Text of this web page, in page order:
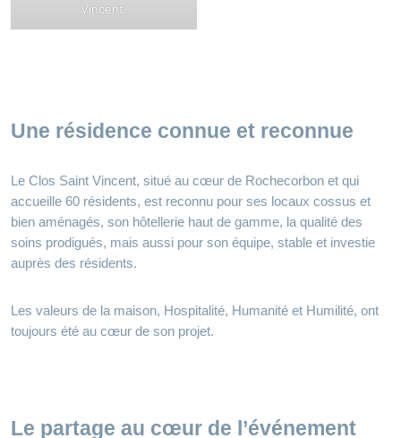
Vincent.
Une résidence connue et reconnue
Le Clos Saint Vincent, situé au cœur de Rochecorbon et qui
accueille 60 résidents, est reconnu pour ses locaux cossus et
bien aménagés, son hôtellerie haut de gamme, la qualité des
soins prodigués, mais aussi pour son équipe, stable et investie
auprès des résidents.
Les valeurs de la maison, Hospitalité, Humanité et Humilité, ont
toujours été au cœur de son projet.
Le partage au cœur de l’événement